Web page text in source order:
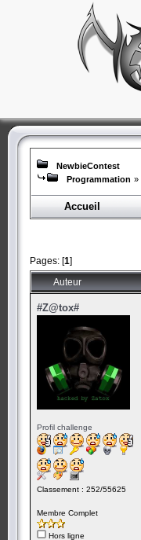
NewbieContest
Programmation »
Accueil
Pages: [1]
Auteur
#Z@tox#
Profil challenge
Classement : 252/55625
Membre Complet
Hors ligne